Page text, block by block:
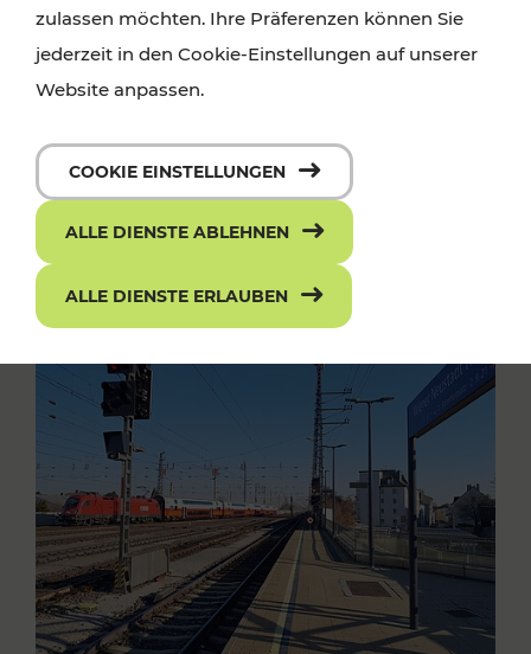
zulassen möchten. Ihre Präferenzen können Sie
jederzeit in den Cookie-Einstellungen auf unserer
Website anpassen.
COOKIE EINSTELLUNGEN
ALLE DIENSTE ABLEHNEN
ALLE DIENSTE ERLAUBEN